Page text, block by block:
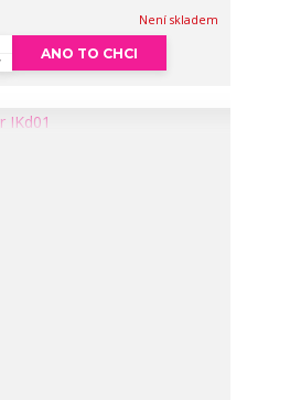
Není skladem
ANO TO CHCI